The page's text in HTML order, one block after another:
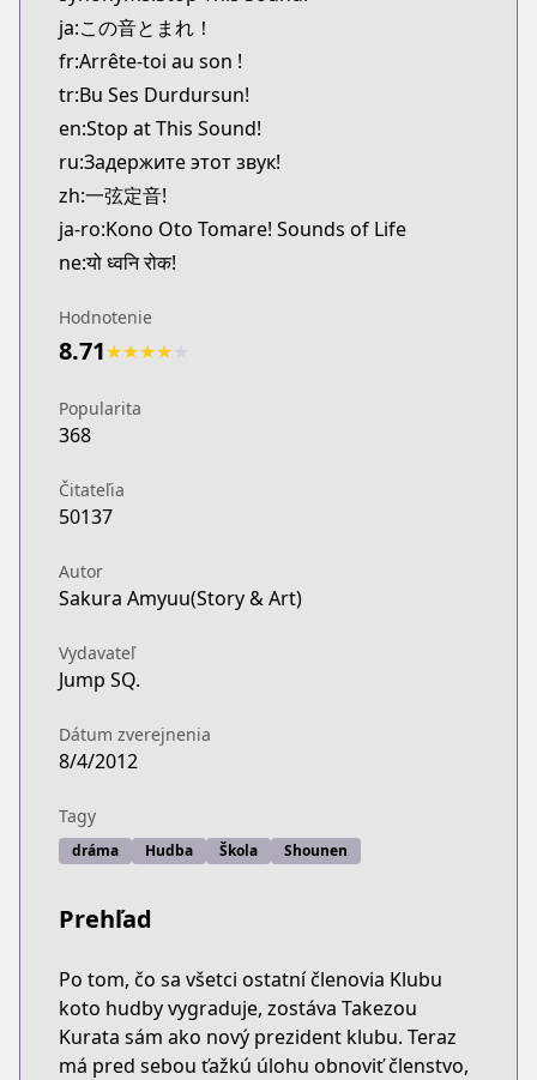
Kitsu
https://kitsu.app/manga/319
MangaUpdates
MangaUpdates
https://www.mangaupdates.com/
Book☆Walker
Book☆Walker
https://bookwalker.jp/series/13771/list
Shonen Jump Plus
Shonen Jump Plus
Official Site
Official Site
Official Site
Official Site
ja:この音とまれ！
fr:Arrête-toi au son !
tr:Bu Ses Durdursun!
en:Stop at This Sound!
ru:Задержите этот звук!
zh:一弦定音!
ja-ro:Kono Oto Tomare! Sounds of Life
ne:यो ध्वनि रोक!
Hodnotenie
8.71★★★★
Popularita
368
Čitateľia
50137
Autor
Sakura Amyuu(Story & Art)
Vydavateľ
Jump SQ.
Dátum zverejnenia
8/4/2012
Tagy
dráma Hudba Škola Shounen
Prehľad
Po tom, čo sa všetci ostatní členovia Klubu
koto hudby vygraduje, zostáva Takezou
Kurata sám ako nový prezident klubu. Teraz
má pred sebou ťažkú úlohu obnoviť členstvo,